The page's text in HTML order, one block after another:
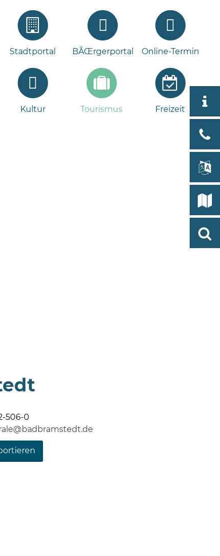
Stadtportal BÃŒrgerportal Online-Termin
Kultur Tourismus Freizeit
Bleeck
19
506-0